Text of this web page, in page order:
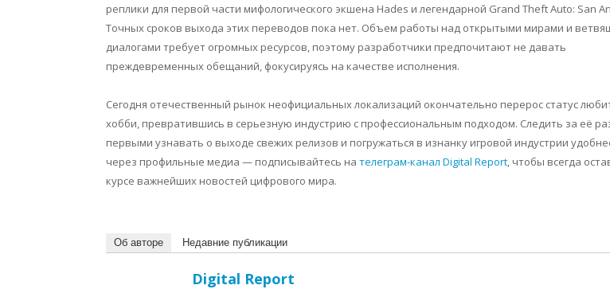
реплики для первой части мифологического экшена Hades и легендарной Grand Theft Auto: San
Точных сроков выхода этих переводов пока нет. Объем работы над открытыми мирами и
диалогами требует огромных ресурсов, поэтому разработчики предпочитают не давать
преждевременных обещаний, фокусируясь на качестве исполнения.
Сегодня отечественный рынок неофициальных локализаций окончательно перерос статус
хобби, превратившись в серьезную индустрию с профессиональным подходом. Следить за её
первыми узнавать о выходе свежих релизов и погружаться в изнанку игровой индустрии
через профильные медиа — подписывайтесь на телеграм-канал Digital Report, чтобы всегда
курсе важнейших новостей цифрового мира.
Об авторе Недавние публикации
Digital Report